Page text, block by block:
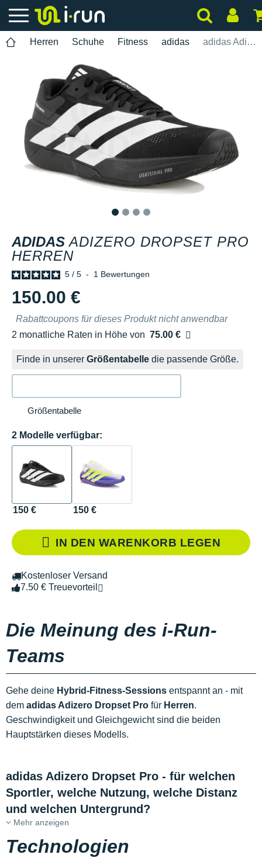
Herren Schuhe Fitness adidas adidas Adizero Dropset Pro Herren
ADIDAS ADIZERO DROPSET PRO
HERREN
5 / 5 - 1 Bewertungen
150.00 €
Rabattcoupons für dieses Produkt nicht anwendbar
2 monatliche Raten in Höhe von 75.00 €
Ohne Zusatzkosten
Finde in unserer Größentabelle die passende Größe.
Größentabelle
2 Modelle verfügbar:
150 € 150 €
IN DEN WARENKORB LEGEN
Kostenloser Versand
7.50 € Treuevorteil
Die Meinung des i-Run-
Teams
Gehe deine Hybrid-Fitness-Sessions entspannt an - mit
dem adidas Adizero Dropset Pro für Herren.
Geschwindigkeit und Gleichgewicht sind die beiden
Hauptstärken dieses Modells.
adidas Adizero Dropset Pro - für welchen
Sportler, welche Nutzung, welche Distanz
und welchen Untergrund?
Mehr anzeigen
Technologien